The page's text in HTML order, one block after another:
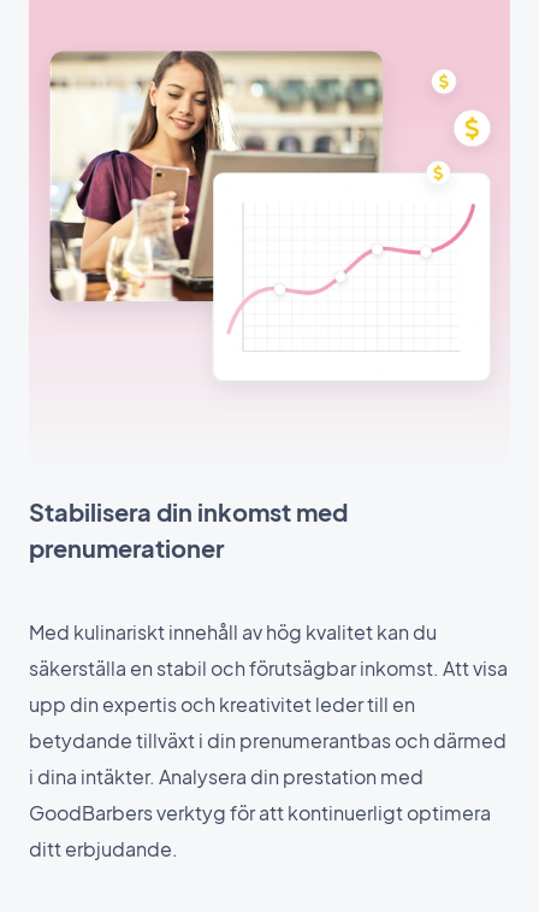
Stabilisera din inkomst med
prenumerationer
Med kulinariskt innehåll av hög kvalitet kan du
säkerställa en stabil och förutsägbar inkomst. Att visa
upp din expertis och kreativitet leder till en
betydande tillväxt i din prenumerantbas och därmed
i dina intäkter. Analysera din prestation med
GoodBarbers verktyg för att kontinuerligt optimera
ditt erbjudande.